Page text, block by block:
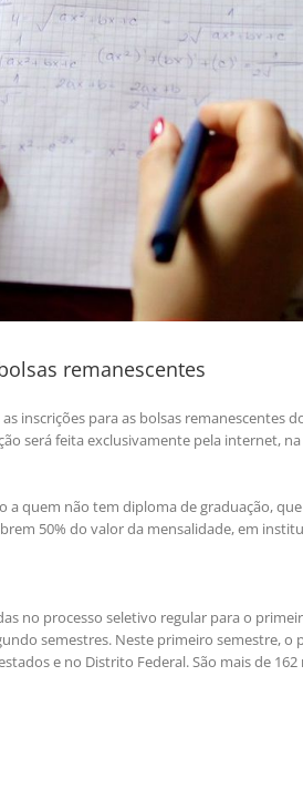
remanescentes
inscrições para as bolsas remanescentes
será feita exclusivamente pela internet, na
quem não tem diploma de graduação,
50% do valor da mensalidade, em
no processo seletivo regular para o
semestres. Neste primeiro semestre, o
e no Distrito Federal. São mais de